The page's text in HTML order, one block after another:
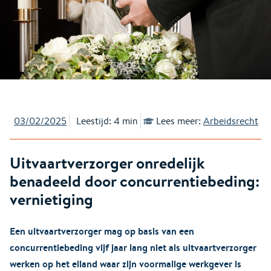
03/02/2025 Leestijd: 4 min Lees meer: Arbeidsrecht
Uitvaartverzorger onredelijk
benadeeld door concurrentiebeding:
vernietiging
Een uitvaartverzorger mag op basis van een
concurrentiebeding vijf jaar lang niet als uitvaartverzorger
werken op het eiland waar zijn voormalige werkgever is